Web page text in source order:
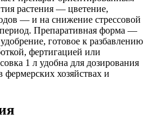
растения — цветение,
— и на снижение стрессовой
Препаративная форма —
готовое к разбавлению
фертигацией или
1 л удобна для дозирования
фермерских хозяйствах и